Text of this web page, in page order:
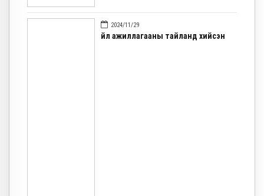
2024/11/29
Үйл ажиллагааны тайланд хийсэн